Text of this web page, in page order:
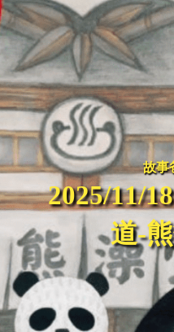
故事
2025/11/
道-